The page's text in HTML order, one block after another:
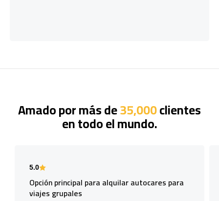
Amado por más de35,000clientes
en todo el mundo.
5.0
Opción principal para alquilar autocares para
viajes grupales